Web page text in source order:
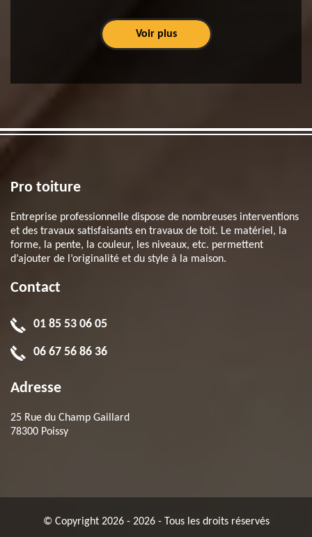
Voir plus
Pro toiture
Entreprise professionnelle dispose de nombreuses interventions
et des travaux satisfaisants en travaux de toit. Le matériel, la
forme, la pente, la couleur, les niveaux, etc. permettent
d’ajouter de l’originalité et du style à la maison.
Contact
01 85 53 06 05
06 67 56 86 36
Adresse
25 Rue du Champ Gaillard
78300 Poissy
© Copyright 2026 - 2026 - Tous les droits réservés